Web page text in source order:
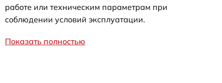
работе или техническим параметрам при
соблюдении условий эксплуатации.
Показать полностью